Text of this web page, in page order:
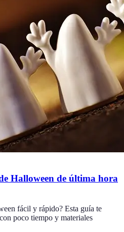
Halloween de última hora
fácil y rápido? Esta guía te
poco tiempo y materiales